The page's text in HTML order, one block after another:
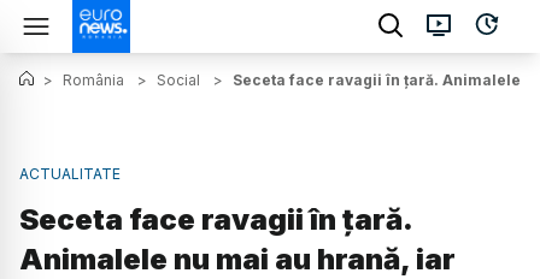
> România > Social > Seceta face ravagii în țară. Animalele
ACTUALITATE
Seceta face ravagii în țară.
Animalele nu mai au hrană, iar